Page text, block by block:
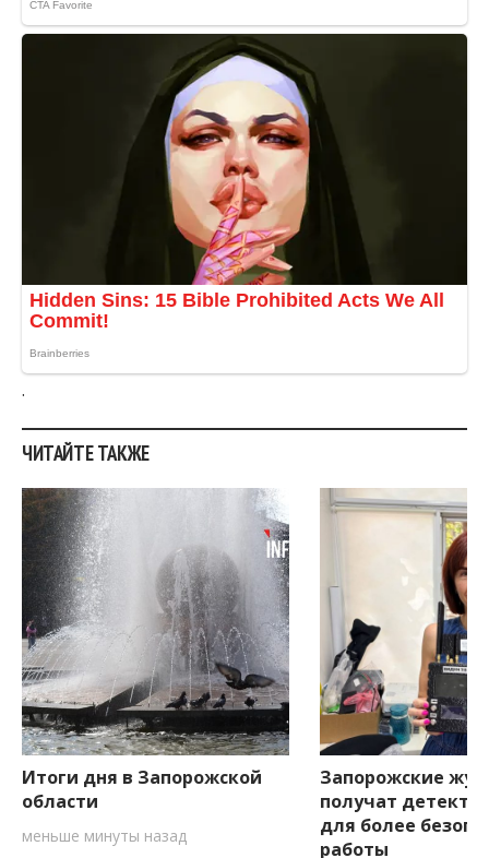
ЧИТАЙТЕ ТАКЖЕ
Итоги дня в Запорожской
области
Запорожские
получат
для более
работы